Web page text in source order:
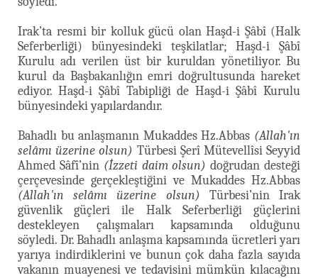
Irak’ta resmi bir kolluk gücü olan Haşd-i Şâbî (Halk
Seferberliği) bünyesindeki teşkilatlar; Haşd-i Şâbî
Kurulu adı verilen üst bir kuruldan yönetiliyor. Bu
kurul da Başbakanlığın emri doğrultusunda hareket
ediyor. Haşd-i Şâbî Tabipliği de Haşd-i Şâbî Kurulu
bünyesindeki yapılardandır.
Bahadlı bu anlaşmanın Mukaddes Hz.Abbas (Allah'ın
selâmı üzerine olsun) Türbesi Şerî Mütevellîsi Seyyid
Ahmed Sâfî’nin (İzzeti daim olsun) doğrudan desteği
çerçevesinde gerçekleştiğini ve Mukaddes Hz.Abbas
(Allah'ın selâmı üzerine olsun) Türbesi’nin Irak
güvenlik güçleri ile Halk Seferberliği güçlerini
destekleyen çalışmaları kapsamında olduğunu
söyledi. Dr. Bahadlı anlaşma kapsamında ücretleri yarı
yarıya indirdiklerini ve bunun çok daha fazla sayıda
vakanın muayenesi ve tedavisini mümkün kılacağını